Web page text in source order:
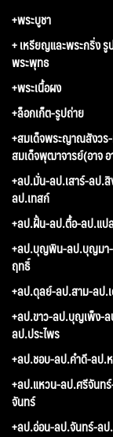
+พระบูชา
+ เหรียญและพระกริ่ง
พระพุทธ
+พระเนื้อผง
+ล็อกเก็ต-รูปถ่าย
+สมเด็จพระญาณสังวร
สมเด็จพุฒาจารย์(อาจ อ
+ลป.มั่น-ลป.เสาร์-ลป.
ลป.เทสก์
+ลป.ฝั้น-ลป.ตื้อ-ลป.แป
+ลป.บุญพิน-ลป.บุญม
ฤทธิ์
+ลป.ดุลย์-ลป.สาม-ลป.
+ลป.ขาว-ลป.บุญเพ็ง-
ลป.ประไพร
+ลป.ชอบ-ลป.คำดี-ลป.
+ลป.แหวน-ลป.ศรีจันท
จันทร์
+ลป.อ่อน-ลป.จันทร์-ล